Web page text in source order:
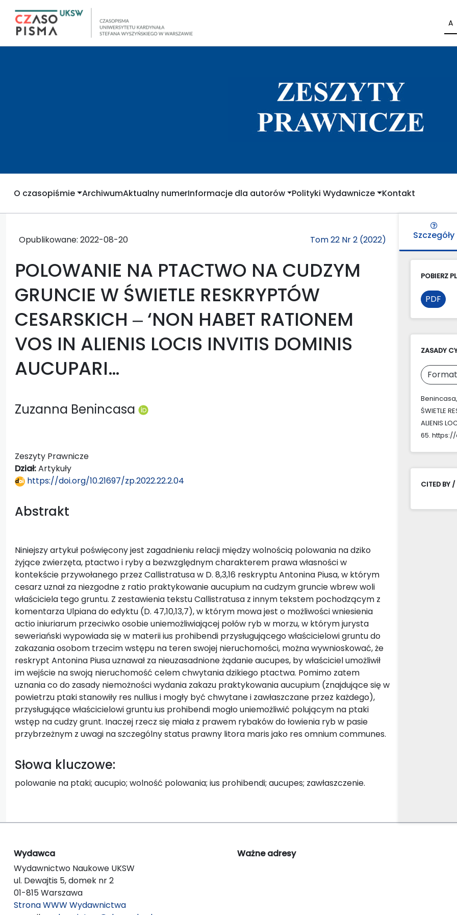
A
O czasopiśmie ArchiwumAktualny numerInformacje dla autorów Polityki Wydawnicze Kontakt
Opublikowane: 2022-08-20 Tom 22 Nr 2 (2022)
POLOWANIE NA PTACTWO NA CUDZYM
GRUNCIE W ŚWIETLE RESKRYPTÓW
CESARSKICH ‒ ‘NON HABET RATIONEM
VOS IN ALIENIS LOCIS INVITIS DOMINIS
AUCUPARI…
Zuzanna Benincasa
Zeszyty Prawnicze
Dział:Artykuły
https://doi.org/10.21697/zp.2022.22.2.04
Abstrakt
Niniejszy artykuł poświęcony jest zagadnieniu relacji między wolnością polowania na dziko
żyjące zwierzęta, ptactwo i ryby a bezwzględnym charakterem prawa własności w
kontekście przywołanego przez Callistratusa w D. 8,3,16 reskryptu Antonina Piusa, w którym
cesarz uznał za niezgodne z ratio praktykowanie aucupium na cudzym gruncie wbrew woli
właściciela tego gruntu. Z zestawienia tekstu Callistratusa z innym tekstem pochodzącym z
komentarza Ulpiana do edyktu (D. 47,10,13,7), w którym mowa jest o możliwości wniesienia
actio iniuriarum przeciwko osobie uniemożliwiającej połów ryb w morzu, w którym jurysta
seweriański wypowiada się w materii ius prohibendi przysługującego właścicielowi gruntu do
zakazania osobom trzecim wstępu na teren swojej nieruchomości, można wywnioskować, że
reskrypt Antonina Piusa uznawał za nieuzasadnione żądanie aucupes, by właściciel umożliwił
im wejście na swoją nieruchomość celem chwytania dzikiego ptactwa. Pomimo zatem
uznania co do zasady niemożności wydania zakazu praktykowania aucupium (znajdujące się w
powietrzu ptaki stanowiły res nullius i mogły być chwytane i zawłaszczane przez każdego),
przysługujące właścicielowi gruntu ius prohibendi mogło uniemożliwić polującym na ptaki
wstęp na cudzy grunt. Inaczej rzecz się miała z prawem rybaków do łowienia ryb w pasie
przybrzeżnym z uwagi na szczególny status prawny litora maris jako res omnium communes.
Słowa kluczowe:
polowanie na ptaki; aucupio; wolność polowania; ius prohibendi; aucupes; zawłaszczenie.
Szczegóły
POBIERZ
PDF
ZASADY
Benincasa,
ŚWIETLE
ALIENIS
65. https://
CITED BY /
Wydawca
Wydawnictwo Naukowe UKSW
ul. Dewajtis 5, domek nr 2
01-815 Warszawa
Strona WWW Wydawnictwa
Ważne adresy